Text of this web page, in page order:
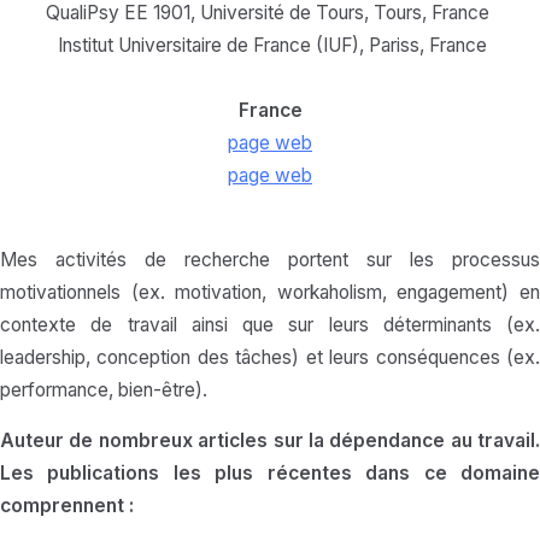
QualiPsy EE 1901, Université de Tours, Tours, France
Institut Universitaire de France (IUF), Pariss, France
France
page web
page web
Mes activités de recherche portent sur les processus
motivationnels (ex. motivation, workaholism, engagement) en
contexte de travail ainsi que sur leurs déterminants (ex.
leadership, conception des tâches) et leurs conséquences (ex.
performance, bien-être).
Auteur de nombreux articles sur la dépendance au travail.
Les publications les plus récentes dans ce domaine
comprennent :